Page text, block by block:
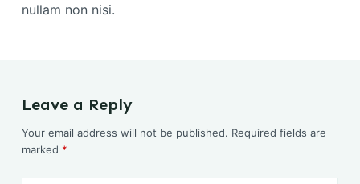
nullam non nisi.
Leave a Reply
Your email address will not be published. Required fields are
marked *